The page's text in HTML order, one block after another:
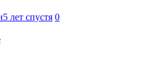
5 лет спустя 0